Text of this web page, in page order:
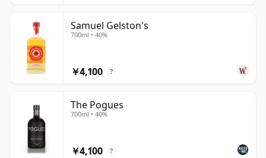
Samuel Gelston's
700ml • 40%
￥4,100 ?
The Pogues
700ml • 40%
￥4,100 ?